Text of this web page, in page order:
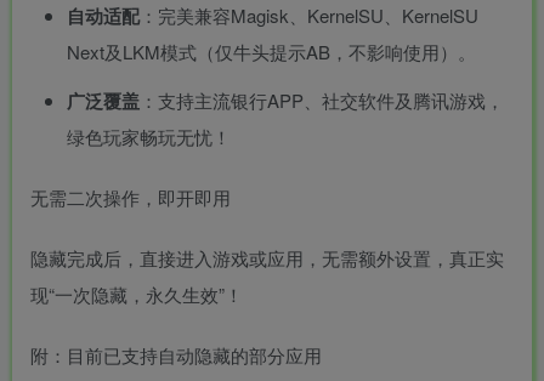
自动适配：完美兼容Magisk、 KernelSU 、KernelSU
Next及LKM模式（仅牛头提示AB，不影响使用）。
广泛覆盖 ：支持主流银行APP、社交软件及腾讯游戏，
绿色玩家畅玩无忧！
无需二次操作，即开即用
隐藏完成后，直接进入游戏或应用，无需额外设置，真正实
现“一次隐藏，永久生效”！
附：目前已支持自动隐藏的部分应用